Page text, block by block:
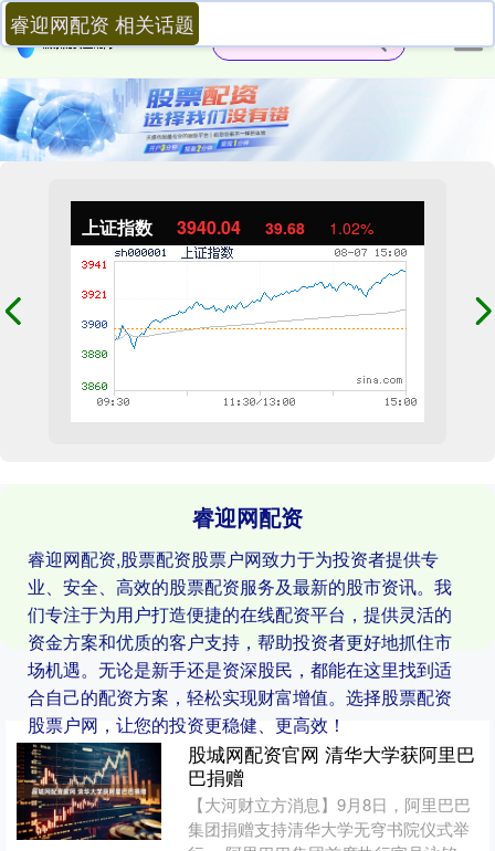
上证指数 3940.04 39.68 1.02%
睿迎网配资
睿迎网配资,股票配资股票户网致力于为投资者提供专
业、安全、高效的股票配资服务及最新的股市资讯。我
们专注于为用户打造便捷的在线配资平台，提供灵活的
资金方案和优质的客户支持，帮助投资者更好地抓住市
场机遇。无论是新手还是资深股民，都能在这里找到适
合自己的配资方案，轻松实现财富增值。选择股票配资
股票户网，让您的投资更稳健、更高效！
睿迎网配资 相关话题
股城网配资官网 清华大学获阿里巴
巴捐赠
【大河财立方消息】9月8日，阿里巴巴
集团捐赠支持清华大学无穹书院仪式举